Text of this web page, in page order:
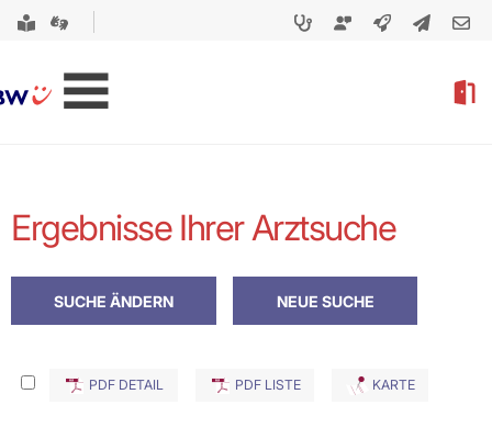
Ergebnisse Ihrer Arztsuche
PDF DETAIL PDF LISTE KARTE